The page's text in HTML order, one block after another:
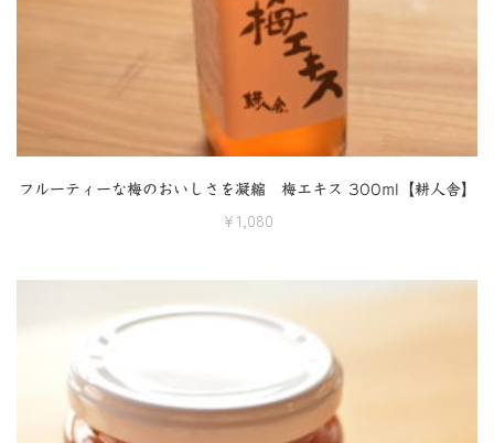
フルーティーな梅のおいしさを凝縮 梅エキス 300ml【耕人舎】
¥ 1,080